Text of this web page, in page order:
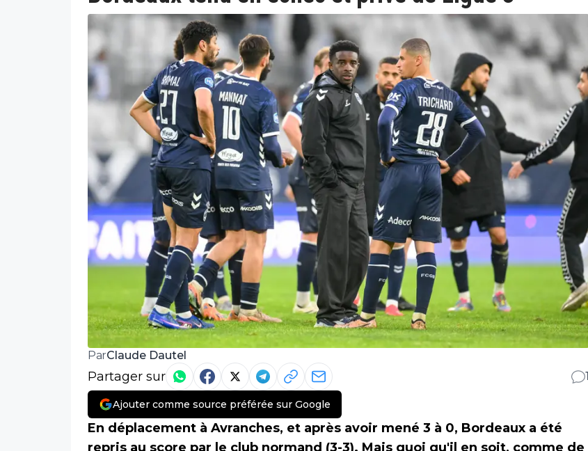
ParClaude Dautel
Partager sur 1
Ajouter comme source préférée sur Google
En déplacement à Avranches, et après avoir mené 3 à 0, Bordeaux a été
repris au score par le club normand (3-3). Mais quoi qu'il en soit, comme de